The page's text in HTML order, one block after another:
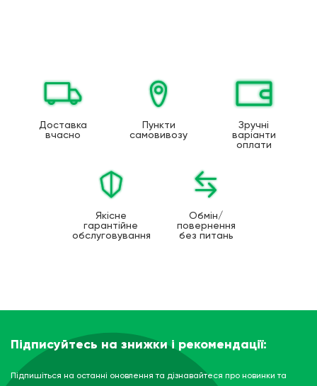
Доставка
вчасно
Пункти
самовивозу
Зручні
варіанти
оплати
Якісне
гарантійне
обслуговування
Обмін/
повернення
без питань
Підписуйтесь на знижки і рекомендації:
Підпишіться на останні оновлення та дізнавайтеся про новинки та